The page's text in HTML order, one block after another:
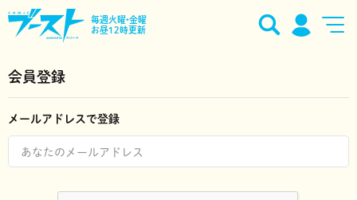
毎週火曜•金曜
お昼12時更新
会員登録
メールアドレスで登録